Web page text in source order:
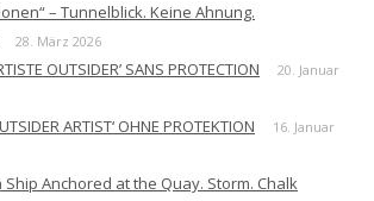
– Tunnelblick. Keine Ahnung.
28. März 2026
OUTSIDER’ SANS PROTECTION
20. Januar
ARTIST‘ OHNE PROTEKTION
16. Januar
Anchored at the Quay. Storm. Chalk